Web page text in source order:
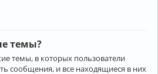
темы?
темы, в которых пользователи
сообщения, и все находящиеся в них